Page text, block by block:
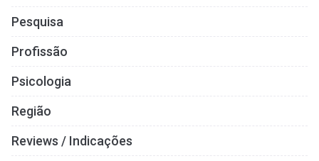
Pesquisa
Profissão
Psicologia
Região
Reviews / Indicações